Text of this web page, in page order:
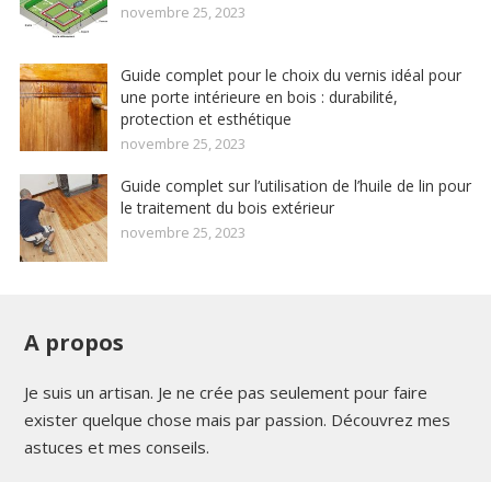
novembre 25, 2023
Guide complet pour le choix du vernis idéal pour
une porte intérieure en bois : durabilité,
protection et esthétique
novembre 25, 2023
Guide complet sur l’utilisation de l’huile de lin pour
le traitement du bois extérieur
novembre 25, 2023
A propos
Je suis un artisan. Je ne crée pas seulement pour faire
exister quelque chose mais par passion. Découvrez mes
astuces et mes conseils.